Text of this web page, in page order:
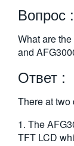
VIỆT
繁體中
Вопрос :
What are
and
Ответ :
There at two
1. The
TFT LCD